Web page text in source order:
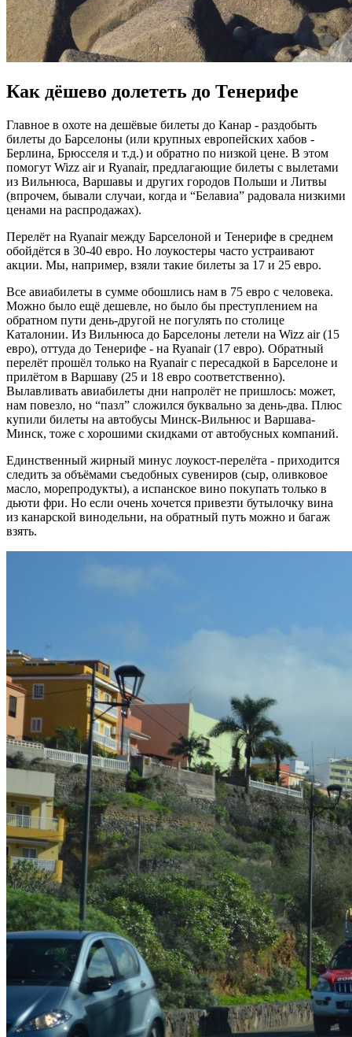
Как дёшево долететь до Тенерифе
Главное в охоте на дешёвые билеты до Канар - раздобыть
билеты до Барселоны (или крупных европейских хабов -
Берлина, Брюсселя и т.д.) и обратно по низкой цене. В этом
помогут Wizz air и Ryanair, предлагающие билеты с вылетами
из Вильнюса, Варшавы и других городов Польши и Литвы
(впрочем, бывали случаи, когда и “Белавиа” радовала низкими
ценами на распродажах).
Перелёт на Ryanair между Барселоной и Тенерифе в среднем
обойдётся в 30-40 евро. Но лоукостеры часто устраивают
акции. Мы, например, взяли такие билеты за 17 и 25 евро.
Все авиабилеты в сумме обошлись нам в 75 евро с человека.
Можно было ещё дешевле, но было бы преступлением на
обратном пути день-другой не погулять по столице
Каталонии. Из Вильнюса до Барселоны летели на Wizz air (15
евро), оттуда до Тенерифе - на Ryanair (17 евро). Обратный
перелёт прошёл только на Ryanair с пересадкой в Барселоне и
прилётом в Варшаву (25 и 18 евро соответственно).
Вылавливать авиабилеты дни напролёт не пришлось: может,
нам повезло, но “пазл” сложился буквально за день-два. Плюс
купили билеты на автобусы Минск-Вильнюс и Варшава-
Минск, тоже с хорошими скидками от автобусных компаний.
Единственный жирный минус лоукост-перелёта - приходится
следить за объёмами съедобных сувениров (сыр, оливковое
масло, морепродукты), а испанское вино покупать только в
дьюти фри. Но если очень хочется привезти бутылочку вина
из канарской винодельни, на обратный путь можно и багаж
взять.